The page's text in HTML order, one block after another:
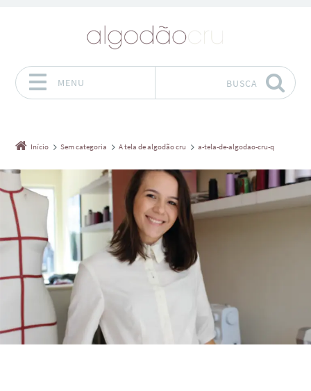
MENU BUSCA
Início Sem categoria A tela de algodão cru a-tela-de-algodao-cru-q